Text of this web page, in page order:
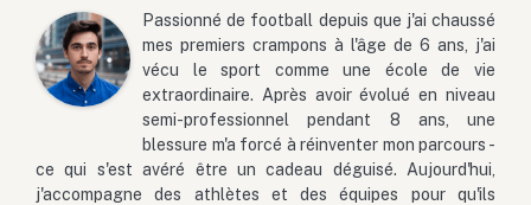
Passionné de football depuis que j'ai chaussé
mes premiers crampons à l'âge de 6 ans, j'ai
vécu le sport comme une école de vie
extraordinaire. Après avoir évolué en niveau
semi-professionnel pendant 8 ans, une
blessure m'a forcé à réinventer mon parcours -
ce qui s'est avéré être un cadeau déguisé. Aujourd'hui,
j'accompagne des athlètes et des équipes pour qu'ils